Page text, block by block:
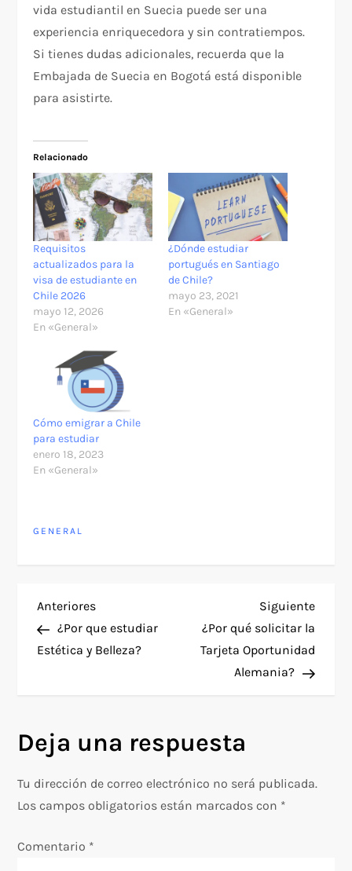
vida estudiantil en Suecia puede ser una
experiencia enriquecedora y sin contratiempos.
Si tienes dudas adicionales, recuerda que la
Embajada de Suecia en Bogotá está disponible
para asistirte.
Relacionado
Requisitos
actualizados para la
visa de estudiante en
Chile 2026
mayo 12, 2026
En «General»
¿Dónde estudiar
portugués en Santiago
de Chile?
mayo 23, 2021
En «General»
Cómo emigrar a Chile
para estudiar
enero 18, 2023
En «General»
GENERAL
N
a
g
a
Entrada
anterior
Anteriores
¿Por que estudiar
Estética y Belleza?
Siguiente
¿Por qué solicitar la
Tarjeta Oportunidad
Alemania?
Deja una respuesta
Tu dirección de correo electrónico no será publicada.
Los campos obligatorios están marcados con *
Comentario *